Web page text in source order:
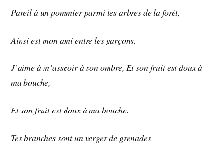
Pareil à un pommier parmi les arbres de la forêt,
Ainsi est mon ami entre les garçons.
J’aime à m’asseoir à son ombre, Et son fruit est doux à
ma bouche,
Et son fruit est doux à ma bouche.
Tes branches sont un verger de grenades